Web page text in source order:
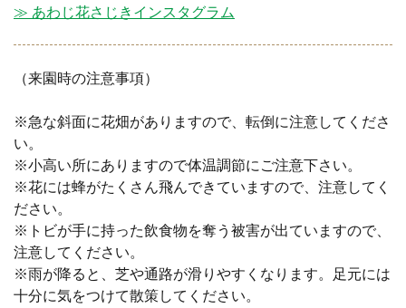
≫ あわじ花さじきインスタグラム
（来園時の注意事項）
※急な斜面に花畑がありますので、転倒に注意してくださ
い。
※小高い所にありますので体温調節にご注意下さい。
※花には蜂がたくさん飛んできていますので、注意してく
ださい。
※トビが手に持った飲食物を奪う被害が出ていますので、
注意してください。
※雨が降ると、芝や通路が滑りやすくなります。足元には
十分に気をつけて散策してください。